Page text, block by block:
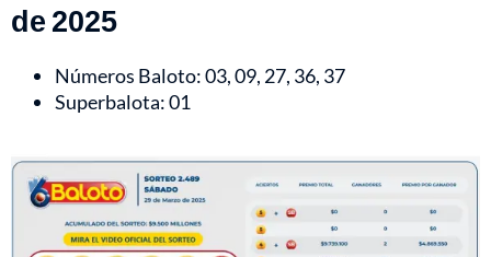
de 2025
Números Baloto: 03, 09, 27, 36, 37
Superbalota: 01